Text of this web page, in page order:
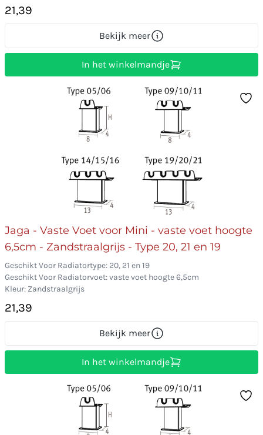
21,39
Bekijk meer
In het winkelmandje
Jaga - Vaste Voet voor Mini - vaste voet hoogte
6,5cm - Zandstraalgrijs - Type 20, 21 en 19
Geschikt Voor Radiatortype: 20, 21 en 19
Geschikt Voor Radiatorvoet: vaste voet hoogte 6,5cm
Kleur: Zandstraalgrijs
21,39
Bekijk meer
In het winkelmandje